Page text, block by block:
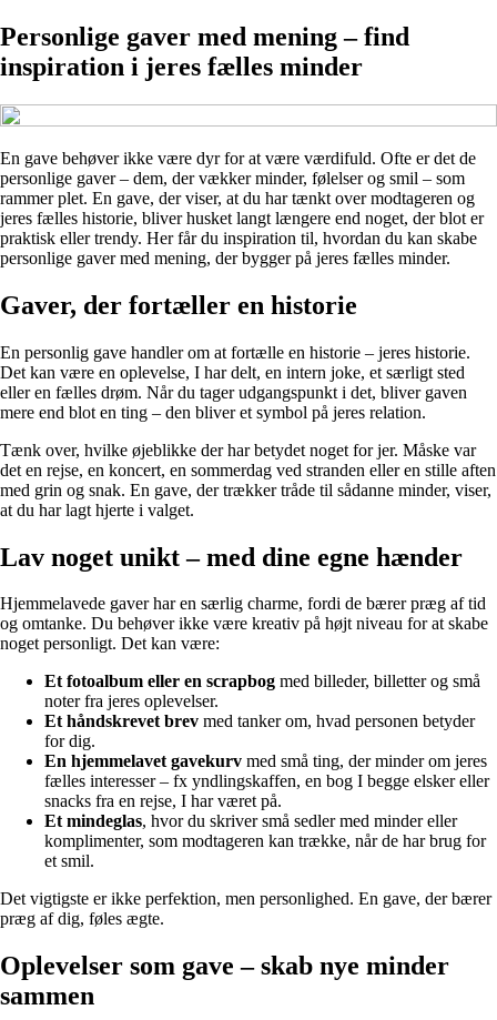
Personlige gaver med mening – find
inspiration i jeres fælles minder
En gave behøver ikke være dyr for at være værdifuld. Ofte er det de
personlige gaver – dem, der vækker minder, følelser og smil – som
rammer plet. En gave, der viser, at du har tænkt over modtageren og
jeres fælles historie, bliver husket langt længere end noget, der blot er
praktisk eller trendy. Her får du inspiration til, hvordan du kan skabe
personlige gaver med mening, der bygger på jeres fælles minder.
Gaver, der fortæller en historie
En personlig gave handler om at fortælle en historie – jeres historie.
Det kan være en oplevelse, I har delt, en intern joke, et særligt sted
eller en fælles drøm. Når du tager udgangspunkt i det, bliver gaven
mere end blot en ting – den bliver et symbol på jeres relation.
Tænk over, hvilke øjeblikke der har betydet noget for jer. Måske var
det en rejse, en koncert, en sommerdag ved stranden eller en stille aften
med grin og snak. En gave, der trækker tråde til sådanne minder, viser,
at du har lagt hjerte i valget.
Lav noget unikt – med dine egne hænder
Hjemmelavede gaver har en særlig charme, fordi de bærer præg af tid
og omtanke. Du behøver ikke være kreativ på højt niveau for at skabe
noget personligt. Det kan være:
Et fotoalbum eller en scrapbog med billeder, billetter og små
noter fra jeres oplevelser.
Et håndskrevet brev med tanker om, hvad personen betyder
for dig.
En hjemmelavet gavekurv med små ting, der minder om jeres
fælles interesser – fx yndlingskaffen, en bog I begge elsker eller
snacks fra en rejse, I har været på.
Et mindeglas, hvor du skriver små sedler med minder eller
komplimenter, som modtageren kan trække, når de har brug for
et smil.
Det vigtigste er ikke perfektion, men personlighed. En gave, der bærer
præg af dig, føles ægte.
Oplevelser som gave – skab nye minder
sammen